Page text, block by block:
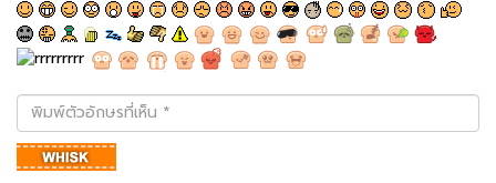
พิมพ์
ตัว
อักษร
ที่